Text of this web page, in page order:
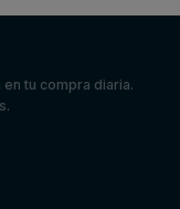
tu compra diaria.